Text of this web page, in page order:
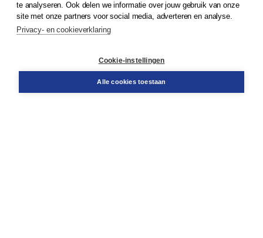
Klantenservice
Service & informatie
Contact
te analyseren. Ook delen we informatie over jouw gebruik van onze
site met onze partners voor social media, adverteren en analyse.
Privacy- en cookieverklaring
Cookie-instellingen
Alle cookies toestaan